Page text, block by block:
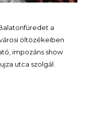
a
öltözékeiben
impozáns show
utca szolgál.